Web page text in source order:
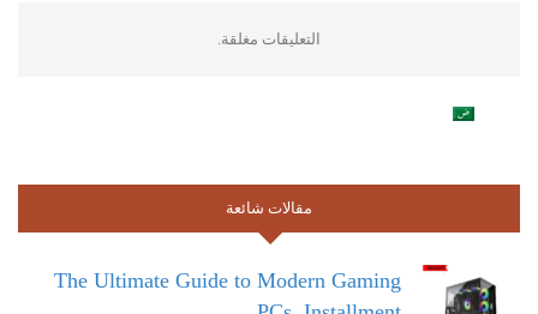
التعليقات مغلقة.
مقالات شائعة
The Ultimate Guide to Modern Gaming